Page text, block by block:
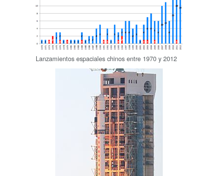
Lanzamientos espaciales chinos entre 1970 y 2012